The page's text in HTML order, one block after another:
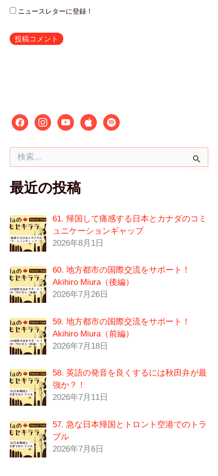
ニュースレターに登録！
索
象
最近の投稿
61. 帰国して痛感する日本とカナダのコミ
ュニケーションギャップ
2026年8月1日
60. 地方都市の国際交流をサポート！
Akihiro Miura（後編）
2026年7月26日
59. 地方都市の国際交流をサポート！
Akihiro Miura（前編）
2026年7月18日
58. 英語の発音を良くするには秋田弁が最
強か？！
2026年7月11日
57. 急な日本帰国とトロント空港でのトラ
ブル
2026年7月6日